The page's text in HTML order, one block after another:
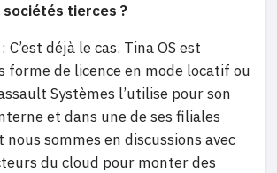
tierces ?
: C’est déjà le cas. Tina OS est
forme de licence en mode locatif ou
Systèmes l’utilise pour son
et dans une de ses filiales
nous sommes en discussions avec
du cloud pour monter des